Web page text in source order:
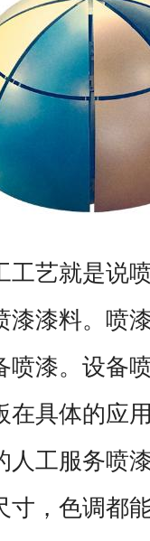
艺就是说喷
漆漆料。喷
喷漆。设备
在具体的应
人工服务喷
寸，色调都